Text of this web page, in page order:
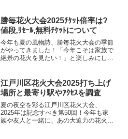
人同士でも安心して楽しめる情報をまと
めてみました。八王子花火...
勝毎花火大会2025ﾁｹｯﾄ倍率は?
値段,ﾘｾｰﾙ,無料ﾁｹｯﾄについて
今年も夏の風物詩、勝毎花火大会の季節
がやってきました！「今年こそは家族で
絶景の花火を見たい！」と楽しみにして
かなりの激戦…。値段や入手方法、リセ
ールの仕組み、便利な無料...
江戸川区花火大会2025打ち上げ
場所と最寄り駅やｱｸｾｽを調査
夏の夜空を彩る江戸川区花火大会、
2025年は記念すべき第50回！今年も家
族や友人と一緒に、あの大迫力の花火を